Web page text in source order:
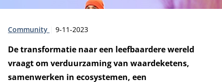
Type:
Community Publicatiedatum:
9-11-2023
De transformatie naar een leefbaardere wereld
vraagt om verduurzaming van waardeketens,
samenwerken in ecosystemen, een